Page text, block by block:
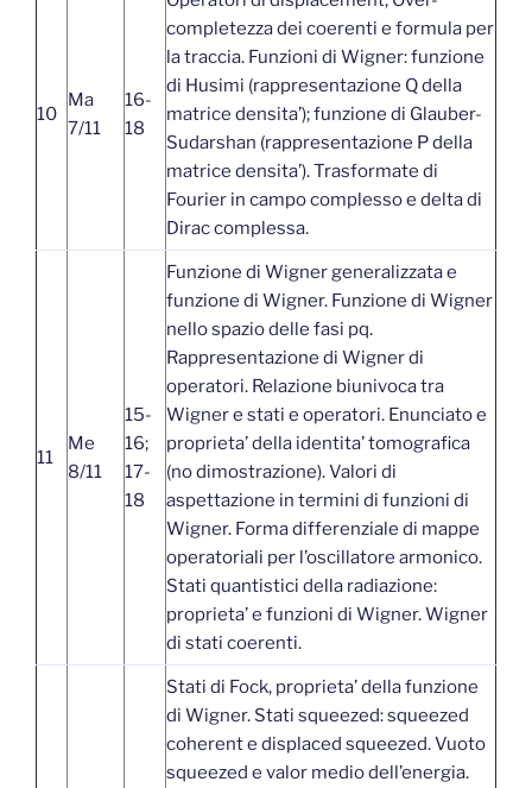
10
Ma
7/11
16-
18
completezza dei coerenti e formula per
la traccia. Funzioni di Wigner: funzione
di Husimi (rappresentazione Q della
matrice densita’); funzione di Glauber-
Sudarshan (rappresentazione P della
matrice densita’). Trasformate di
Fourier in campo complesso e delta di
Dirac complessa.
11
Me
8/11
15-
16;
17-
18
Funzione di Wigner generalizzata e
funzione di Wigner. Funzione di Wigner
nello spazio delle fasi pq.
Rappresentazione di Wigner di
operatori. Relazione biunivoca tra
Wigner e stati e operatori. Enunciato e
proprieta’ della identita’ tomografica
(no dimostrazione). Valori di
aspettazione in termini di funzioni di
Wigner. Forma differenziale di mappe
operatoriali per l’oscillatore armonico.
Stati quantistici della radiazione:
proprieta’ e funzioni di Wigner. Wigner
di stati coerenti.
Stati di Fock, proprieta’ della funzione
di Wigner. Stati squeezed: squeezed
coherent e displaced squeezed. Vuoto
squeezed e valor medio dell’energia.